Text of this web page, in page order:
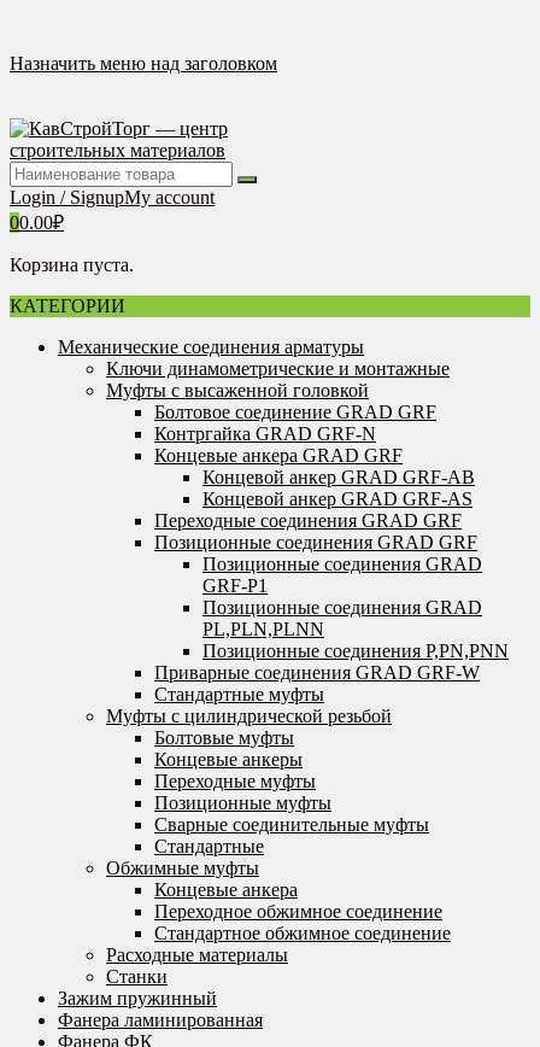
содержимому
Назначить меню над заголовком
Login / SignupMy account
00.00₽
Корзина пуста.
КАТЕГОРИИ
Механические соединения арматуры
Ключи динамометрические и монтажные
Муфты с высаженной головкой
Болтовое соединение GRAD GRF
Контргайка GRAD GRF-N
Концевые анкера GRAD GRF
Концевой анкер GRAD GRF-AB
Концевой анкер GRAD GRF-AS
Переходные соединения GRAD GRF
Позиционные соединения GRAD GRF
Позиционные соединения GRAD
GRF-P1
Позиционные соединения GRAD
PL,PLN,PLNN
Позиционные соединения P,PN,PNN
Приварные соединения GRAD GRF-W
Стандартные муфты
Муфты с цилиндрической резьбой
Болтовые муфты
Концевые анкеры
Переходные муфты
Позиционные муфты
Сварные соединительные муфты
Стандартные
Обжимные муфты
Концевые анкера
Переходное обжимное соединение
Стандартное обжимное соединение
Расходные материалы
Станки
Зажим пружинный
Фанера ламинированная
Фанера ФК